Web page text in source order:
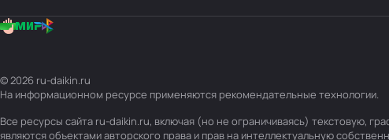
© 2026 ru-daikin.ru
На информационном ресурсе применяются рекомендательные технологии.
Все ресурсы сайта ru-daikin.ru, включая (но не ограничиваясь) текстовую,
являются объектами авторского права и прав на интеллектуальную